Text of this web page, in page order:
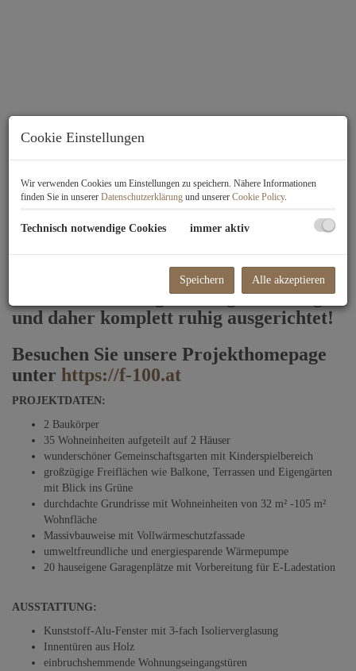
Beschreibung
Ästhetische Architektur in
harmonischer Grünlage - Ein Zuhause,
das Geborgenheit und Freiraum gibt.
Fast alle Wohnungen sind gartenseitig
und daher komplett ruhig ausgerichtet!
Besuchen Sie unsere Projekthomepage
unter https://f-100.at
PROJEKTDATEN:
2 Baukörper
35 Wohneinheiten aufgeteilt auf 2 Häuser
wunderschöner Gemeinschaftsgarten mit Kinderspielbereich
großzügige Freiflächen wie Balkone, Terrassen und Eigengärten
mit Blick ins Grüne
durchdachte Grundrisse mit Wohneinheiten von 32 m² -105 m²
Wohnfläche
Massivbauweise mit Vollwärmeschutzfassade
umweltfreundliche und energiesparende Wärmepumpe
20 hauseigene Garagenplätze mit Vorbereitung für E-Ladestation
AUSSTATTUNG:
Kunststoff-Alu-Fenster mit 3-fach Isolierverglasung
Innentüren aus Holz
einbruchshemmende Wohnungseingangstüren
Cookie Einstellungen
Wir verwenden Cookies um Einstellungen zu speichern. Nähere Informationen
finden Sie in unserer Datenschutzerklärung und unserer Cookie Policy.
Technisch notwendige Cookies immer aktiv
Speichern Alle akzeptieren